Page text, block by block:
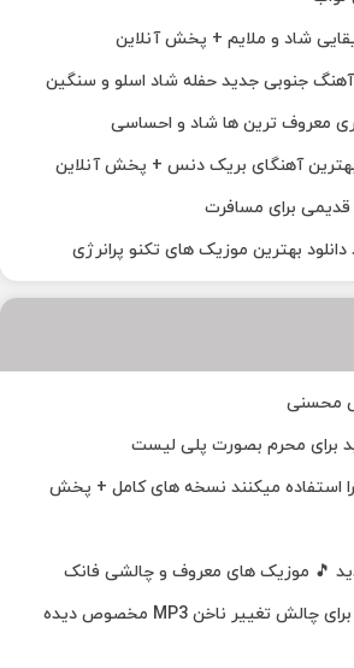
شاد و ملایم + پخش آنلاین
آهنگ جنوبی جدید حفله شاد اسلو و سنگین
معروف ترین ها شاد و احساسی
بهترین آهنگای بریک دنس + پخش آنلاین
برای مسافرت
بهترین موزیک های تکنو پرانرژی
محسنی
برای محرم بصورت پلی لیست
استفاده میکنند نسخه های کامل + پخش
🎵 موزیک‌ های معروف و چالشی فانک
دانلود مجموعه آهنگ برای چالش تغییر ناخن MP3 مخصوص دیده